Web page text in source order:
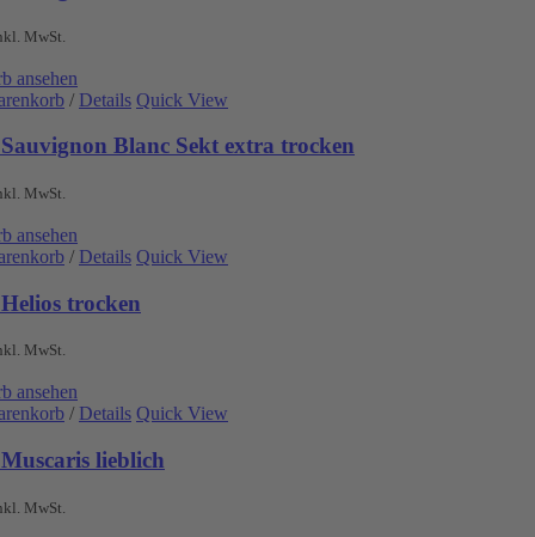
MwSt.
ansehen
/ Details Quick View
Blanc Sekt extra trocken
MwSt.
ansehen
/ Details Quick View
trocken
MwSt.
ansehen
/ Details Quick View
lieblich
MwSt.